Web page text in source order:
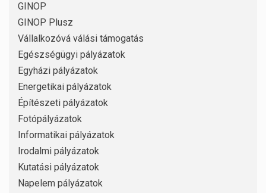
GINOP
GINOP Plusz
Vállalkozóvá válási támogatás
Egészségügyi pályázatok
Egyházi pályázatok
Energetikai pályázatok
Építészeti pályázatok
Fotópályázatok
Informatikai pályázatok
Irodalmi pályázatok
Kutatási pályázatok
Napelem pályázatok